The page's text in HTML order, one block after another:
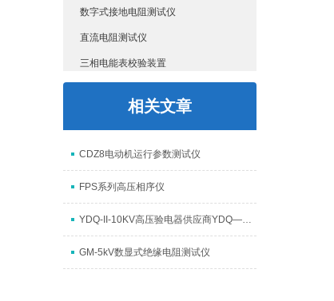
数字式接地电阻测试仪
直流电阻测试仪
三相电能表校验装置
介质损耗测试仪
HD3315电容电感测试仪
多功能矢量分析仪
互感器校验仪
相关文章
CDZ8电动机运行参数测试仪
FPS系列高压相序仪
YDQ-II-10KV高压验电器供应商YDQ—Ⅱ型验电器
GM-5kV数显式绝缘电阻测试仪